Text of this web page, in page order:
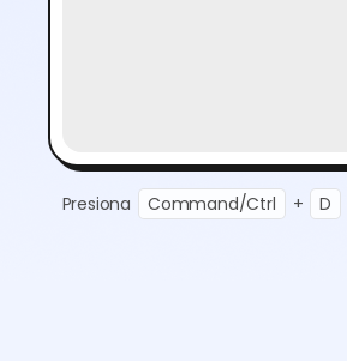
Presiona Command/Ctrl + D